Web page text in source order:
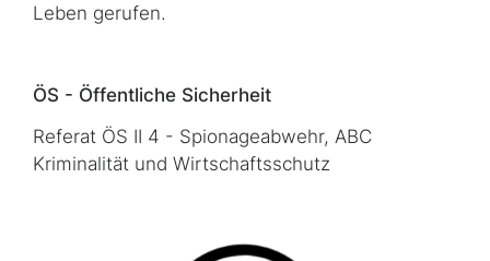
Leben gerufen.
ÖS - Öffentliche Sicherheit
Referat ÖS II 4 - Spionageabwehr, ABC
Kriminalität und Wirtschaftsschutz